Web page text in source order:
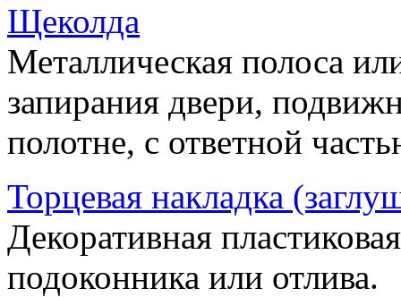
Щеколда
Металлическая полоса
запирания двери,
полотне, с ответной
Торцевая накладка
Декоративная
подоконника или отлива.